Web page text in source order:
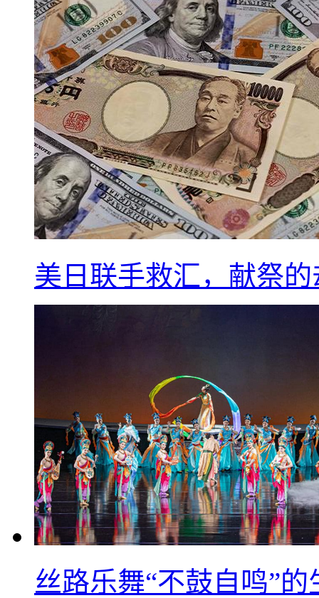
美日联手救汇，献祭
丝路乐舞“不鼓自鸣”